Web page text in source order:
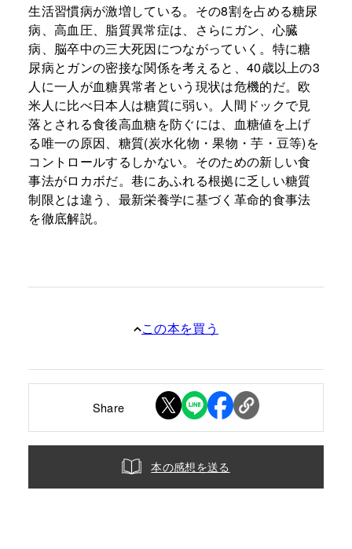
生活習慣病が激増している。その8割を占める糖尿
病、高血圧、脂質異常症は、さらにガン、心臓
病、脳卒中の三大死因につながっていく。特に糖
尿病とガンの密接な関係を考えると、40歳以上の3
人に一人が血糖異常者という現状は危機的だ。欧
米人に比べ日本人は糖質に弱い。人間ドックで見
落とされる食後高血糖を防ぐには、血糖値を上げ
る唯一の原因、糖質(炭水化物・果物・芋・豆等)を
コントロールするしかない。そのための新しい食
事法がロカボだ。巷にあふれる根拠に乏しい糖質
制限とは違う、最新栄養学に基づく革命的食事法
を徹底解説。
この本を買う
Share
本の感想を送る